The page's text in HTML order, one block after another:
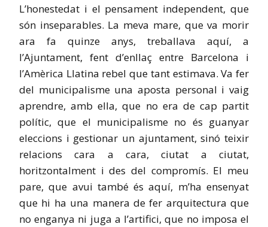
L’honestedat i el pensament independent, que
són inseparables. La meva mare, que va morir
ara fa quinze anys, treballava aquí, a
l’Ajuntament, fent d’enllaç entre Barcelona i
l’Amèrica Llatina rebel que tant estimava. Va fer
del municipalisme una aposta personal i vaig
aprendre, amb ella, que no era de cap partit
polític, que el municipalisme no és guanyar
eleccions i gestionar un ajuntament, sinó teixir
relacions cara a cara, ciutat a ciutat,
horitzontalment i des del compromís. El meu
pare, que avui també és aquí, m’ha ensenyat
que hi ha una manera de fer arquitectura que
no enganya ni juga a l’artifici, que no imposa el